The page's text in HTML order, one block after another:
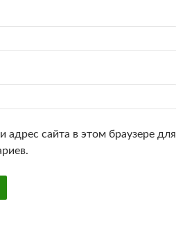
адрес сайта в этом браузере для